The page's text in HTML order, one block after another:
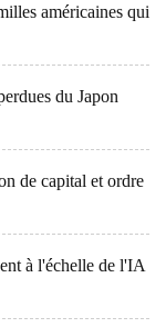
américaines qui
du Japon
de capital et ordre
à l'échelle de l'IA